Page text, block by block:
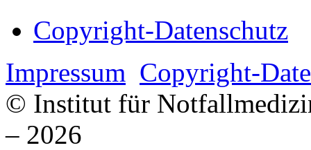
Copyright-Datenschutz
Impressum Copyright-
© Institut für
– 2026